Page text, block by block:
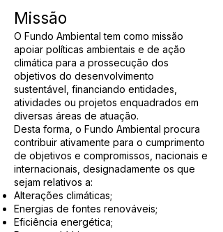
Missão
O Fundo Ambiental tem como missão
apoiar políticas ambientais e de ação
climática para a prossecução dos
objetivos do desenvolvimento
sustentável, financiando entidades,
atividades ou projetos enquadrados em
diversas áreas de atuação.
Desta forma, o Fundo Ambiental procura
contribuir ativamente para o cumprimento
de objetivos e compromissos, nacionais e
internacionais, designadamente os que
sejam relativos a:
Alterações climáticas;
Energias de fontes renováveis;
Eficiência energética;